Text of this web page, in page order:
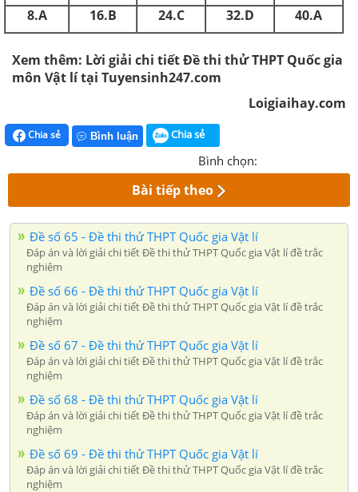
8.A
16.B 24.C 32.D 40.A
Xem thêm: Lời giải chi tiết Đề thi thử THPT Quốc gia
môn Vật lí tại Tuyensinh247.com
Loigiaihay.com
Chia sẻ Bình luận Chia sẻ
Bình chọn:
Bài tiếp theo
Đề số 65 - Đề thi thử THPT Quốc gia Vật lí
Đáp án và lời giải chi tiết Đề thi thử THPT Quốc gia Vật lí đề trắc
nghiệm
Đề số 66 - Đề thi thử THPT Quốc gia Vật lí
Đáp án và lời giải chi tiết Đề thi thử THPT Quốc gia Vật lí đề trắc
nghiệm
Đề số 67 - Đề thi thử THPT Quốc gia Vật lí
Đáp án và lời giải chi tiết Đề thi thử THPT Quốc gia Vật lí đề trắc
nghiệm
Đề số 68 - Đề thi thử THPT Quốc gia Vật lí
Đáp án và lời giải chi tiết Đề thi thử THPT Quốc gia Vật lí đề trắc
nghiệm
Đề số 69 - Đề thi thử THPT Quốc gia Vật lí
Đáp án và lời giải chi tiết Đề thi thử THPT Quốc gia Vật lí đề trắc
nghiệm